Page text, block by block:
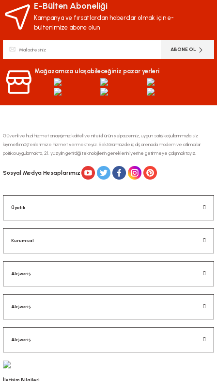
iletebilirsiniz.
Görüş ve önerileriniz için teşekkür ederiz.
Ürün açıklamasında eksik bilgiler bulunuyor.
Ürün fiyatı diğer sitelerden daha pahalı.
Bu ürüne benzer farklı alternatifler olmalı.
Gönder
E-Bülten Aboneliği
Kampanya ve fırsatlardan haberdar olmak için e-
bültenimize abone olun
ABONE OL
Mağazamıza ulaşabileceğiniz pazar yerleri
Güvenli ve hızlı hizmet anlayışımız kaliteli ve nitelikli ürün yelpazemiz, uygun satış koşullarınmızla siz
kıymetli müşterilerimize hizmet vermekteyiz. Sektörümüzde iç dış arenada modern ve atılımcı bir
politika uygulamakta, 21. yüzyılın getirdiği teknolojilerin gereklerini yerine getirmeye çalışmaktayız.
Sosyal Medya Hesaplarımız
Üyelik
Kurumsal
Alışveriş
Alışveriş
Alışveriş
İletişim Bilgileri